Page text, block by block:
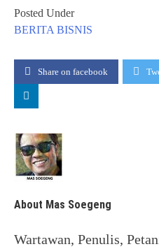
Posted Under
BERITA BISNIS
Share on facebook
About Mas Soegeng
Wartawan, Penulis,